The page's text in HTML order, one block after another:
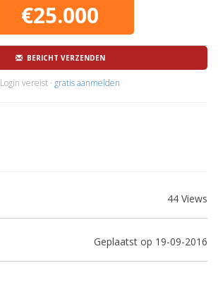
€25.000
BERICHT VERZENDEN
Login vereist · gratis aanmelden
44 Views
Geplaatst op 19-09-2016